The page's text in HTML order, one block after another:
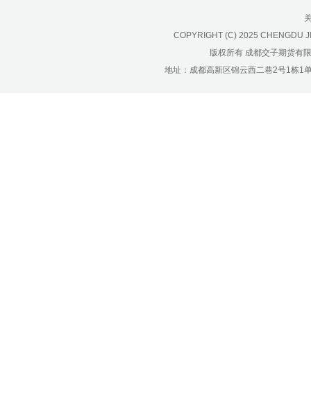
COPYRIGHT (C) 2025 CHENGDU
版权所有 成都交子期货有
地址：成都高新区锦云西二巷2号1栋1